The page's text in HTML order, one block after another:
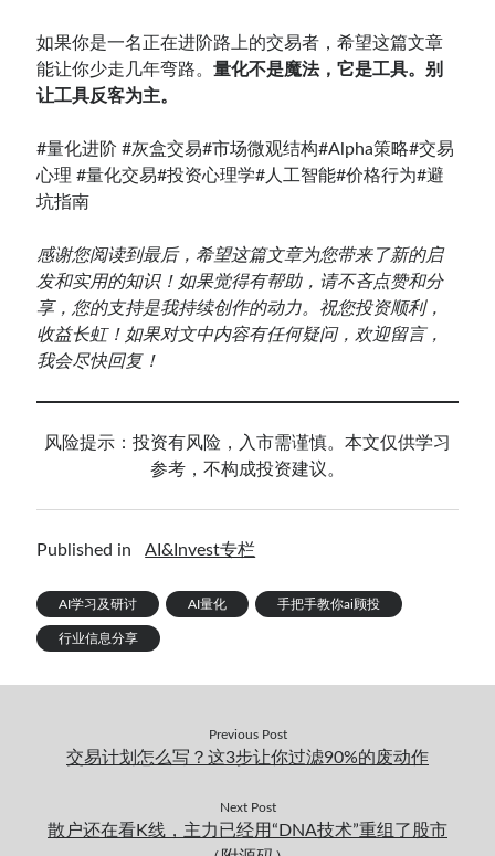
如果你是一名正在进阶路上的交易者，希望这篇文章
能让你少走几年弯路。量化不是魔法，它是工具。别
让工具反客为主。
#量化进阶#灰盒交易#市场微观结构#Alpha策略#交易
心理 #量化交易#投资心理学#人工智能#价格行为#避
坑指南
感谢您阅读到最后，希望这篇文章为您带来了新的启
发和实用的知识！如果觉得有帮助，请不吝点赞和分
享，您的支持是我持续创作的动力。祝您投资顺利，
收益长虹！如果对文中内容有任何疑问，欢迎留言，
我会尽快回复！
风险提示：投资有风险，入市需谨慎。本文仅供学习
参考，不构成投资建议。
Published in AI&Invest专栏
AI学习及研讨 AI量化 手把手教你ai顾投
行业信息分享
Previous Post
交易计划怎么写？这3步让你过滤90%的废动作
Next Post
散户还在看K线，主力已经用“DNA技术”重组了股市